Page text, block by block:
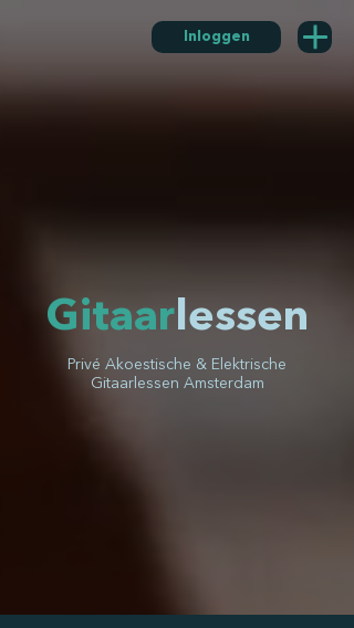
Inloggen
Gitaarlessen
Privé Akoestische & Elektrische
Gitaarlessen Amsterdam